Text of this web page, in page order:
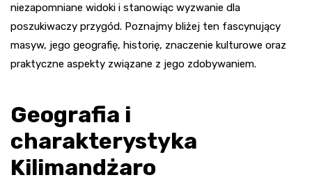
niezapomniane widoki i stanowiąc wyzwanie dla
poszukiwaczy przygód. Poznajmy bliżej ten fascynujący
masyw, jego geografię, historię, znaczenie kulturowe oraz
praktyczne aspekty związane z jego zdobywaniem.
Geografia i
charakterystyka
Kilimandżaro